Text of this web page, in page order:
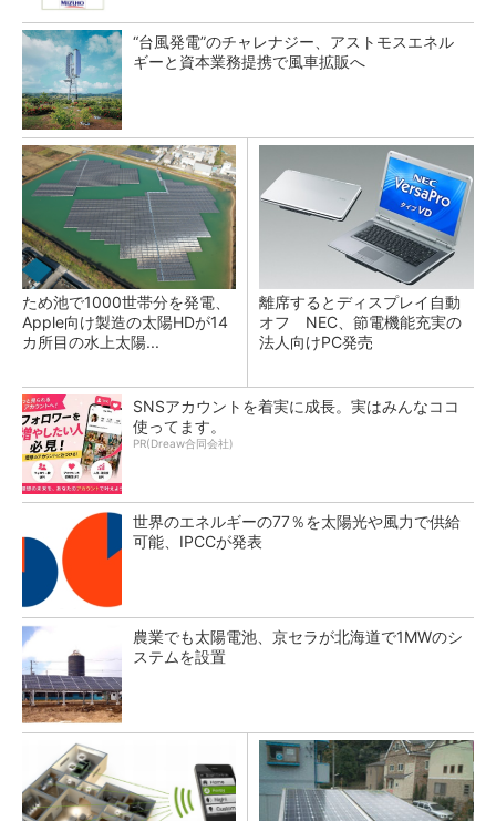
“台風発電”のチャレナジー、アストモスエネル
ギーと資本業務提携で風車拡販へ
ため池で1000世帯分を発電、
Apple向け製造の太陽HDが14
カ所目の水上太陽...
離席するとディスプレイ自動
オフ NEC、節電機能充実の
法人向けPC発売
SNSアカウントを着実に成長。実はみんなココ
使ってます。
PR(Dreaw合同会社)
世界のエネルギーの77％を太陽光や風力で供給
可能、IPCCが発表
農業でも太陽電池、京セラが北海道で1MWのシ
ステムを設置